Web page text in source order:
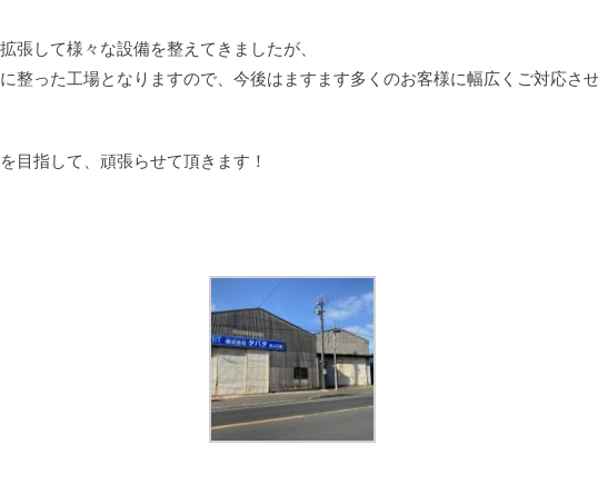
張して様々な設備を整えてきましたが、
整った工場となりますので、今後はますます多くのお客様に幅広くご対応さ
目指して、頑張らせて頂きます！